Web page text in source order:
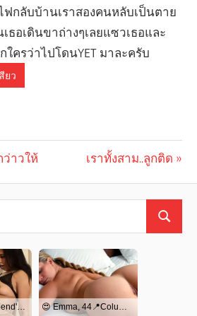
กลับบ้านเราสองคนหลับเป็นตาย
ธอเดินขาถ่างๆเลยแซวเธอและ
ใครว่าไปโดนYET มาละครับ
ยว
าวให้
Next
เราทั้งสาม..ลูกติด